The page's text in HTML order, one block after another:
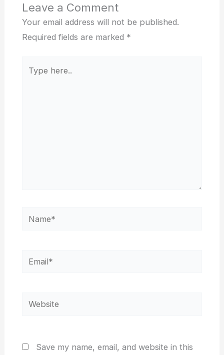
Leave a Comment
Your email address will not be published.
Required fields are marked *
Name*
Email*
Website
Save my name, email, and website in this